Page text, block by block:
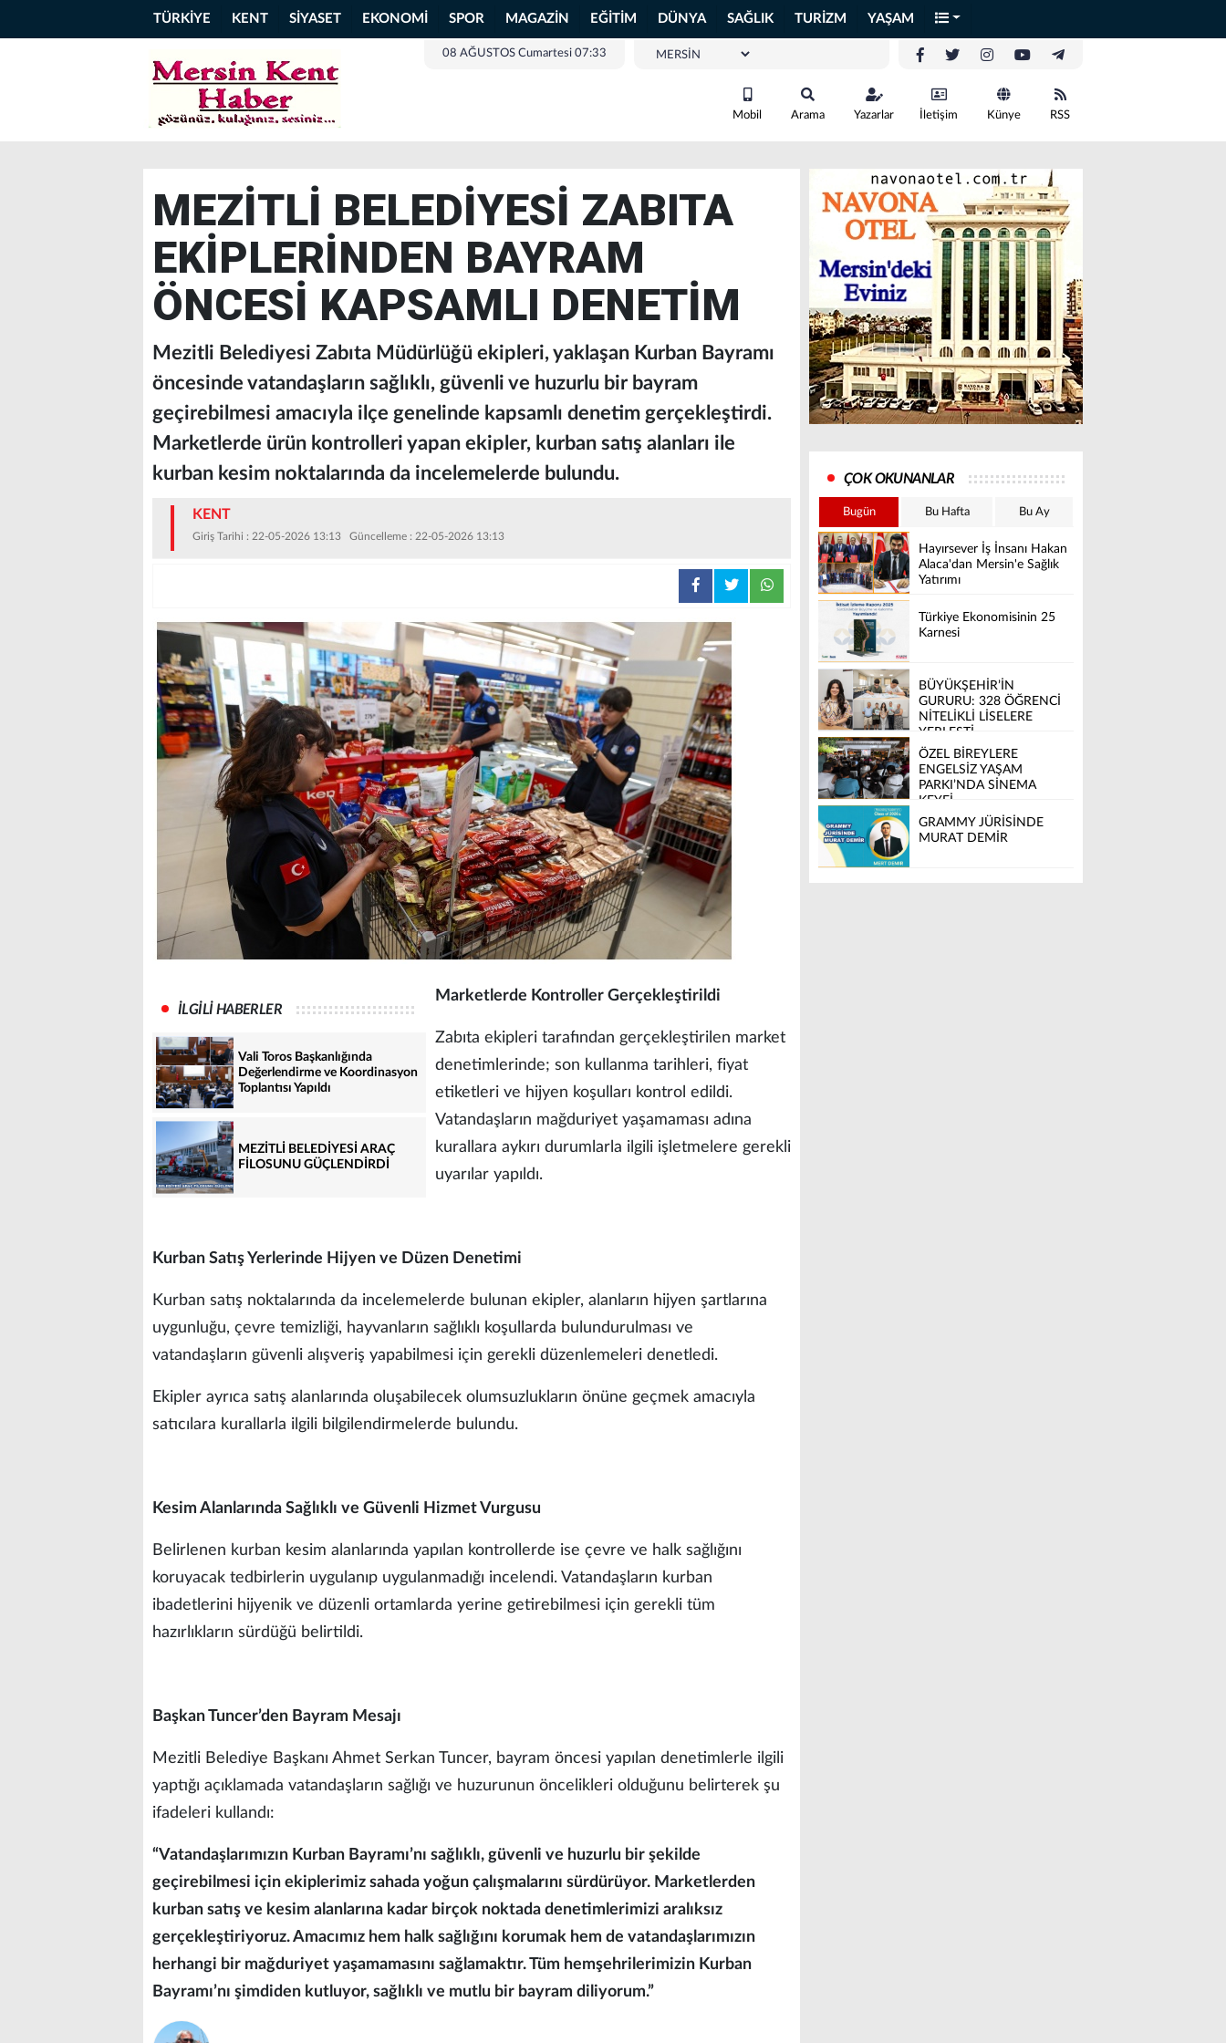
TÜRKİYE KENT SİYASET EKONOMİ SPOR MAGAZİN EĞİTİM DÜNYA SAĞLIK TURİZM YAŞAM
08 AĞUSTOS Cumartesi 07:33
Mobil Arama Yazarlar İletişim Künye RSS
MEZİTLİ BELEDİYESİ ZABITA
EKİPLERİNDEN BAYRAM
ÖNCESİ KAPSAMLI DENETİM
Mezitli Belediyesi Zabıta Müdürlüğü ekipleri, yaklaşan Kurban Bayramı
öncesinde vatandaşların sağlıklı, güvenli ve huzurlu bir bayram
geçirebilmesi amacıyla ilçe genelinde kapsamlı denetim gerçekleştirdi.
Marketlerde ürün kontrolleri yapan ekipler, kurban satış alanları ile
kurban kesim noktalarında da incelemelerde bulundu.
KENT
Giriş Tarihi : 22-05-2026 13:13 Güncelleme : 22-05-2026 13:13
İLGİLİ HABERLER
Vali Toros Başkanlığında
Değerlendirme ve Koordinasyon
Toplantısı Yapıldı
MEZİTLİ BELEDİYESİ ARAÇ
FİLOSUNU GÜÇLENDİRDİ
Marketlerde Kontroller Gerçekleştirildi
Zabıta ekipleri tarafından gerçekleştirilen market
denetimlerinde; son kullanma tarihleri, fiyat
etiketleri ve hijyen koşulları kontrol edildi.
Vatandaşların mağduriyet yaşamaması adına
kurallara aykırı durumlarla ilgili işletmelere gerekli
uyarılar yapıldı.
Kurban Satış Yerlerinde Hijyen ve Düzen Denetimi
Kurban satış noktalarında da incelemelerde bulunan ekipler, alanların hijyen şartlarına
uygunluğu, çevre temizliği, hayvanların sağlıklı koşullarda bulundurulması ve
vatandaşların güvenli alışveriş yapabilmesi için gerekli düzenlemeleri denetledi.
Ekipler ayrıca satış alanlarında oluşabilecek olumsuzlukların önüne geçmek amacıyla
satıcılara kurallarla ilgili bilgilendirmelerde bulundu.
Kesim Alanlarında Sağlıklı ve Güvenli Hizmet Vurgusu
Belirlenen kurban kesim alanlarında yapılan kontrollerde ise çevre ve halk sağlığını
koruyacak tedbirlerin uygulanıp uygulanmadığı incelendi. Vatandaşların kurban
ibadetlerini hijyenik ve düzenli ortamlarda yerine getirebilmesi için gerekli tüm
hazırlıkların sürdüğü belirtildi.
Başkan Tuncer’den Bayram Mesajı
Mezitli Belediye Başkanı Ahmet Serkan Tuncer, bayram öncesi yapılan denetimlerle ilgili
yaptığı açıklamada vatandaşların sağlığı ve huzurunun öncelikleri olduğunu belirterek şu
ifadeleri kullandı:
“Vatandaşlarımızın Kurban Bayramı’nı sağlıklı, güvenli ve huzurlu bir şekilde
geçirebilmesi için ekiplerimiz sahada yoğun çalışmalarını sürdürüyor. Marketlerden
kurban satış ve kesim alanlarına kadar birçok noktada denetimlerimizi aralıksız
gerçekleştiriyoruz. Amacımız hem halk sağlığını korumak hem de vatandaşlarımızın
herhangi bir mağduriyet yaşamamasını sağlamaktır. Tüm hemşehrilerimizin Kurban
Bayramı’nı şimdiden kutluyor, sağlıklı ve mutlu bir bayram diliyorum.”
ÇOK OKUNANLAR
Bugün Bu Hafta Bu Ay
Hayırsever İş İnsanı Hakan
Alaca'dan Mersin'e Sağlık
Yatırımı
Türkiye Ekonomisinin 25
Karnesi
BÜYÜKŞEHİR’İN
GURURU: 328 ÖĞRENCİ
NİTELİKLİ LİSELERE
YERLEŞTİ
ÖZEL BİREYLERE
ENGELSİZ YAŞAM
PARKI’NDA SİNEMA
KEYFİ
GRAMMY JÜRİSİNDE
MURAT DEMİR